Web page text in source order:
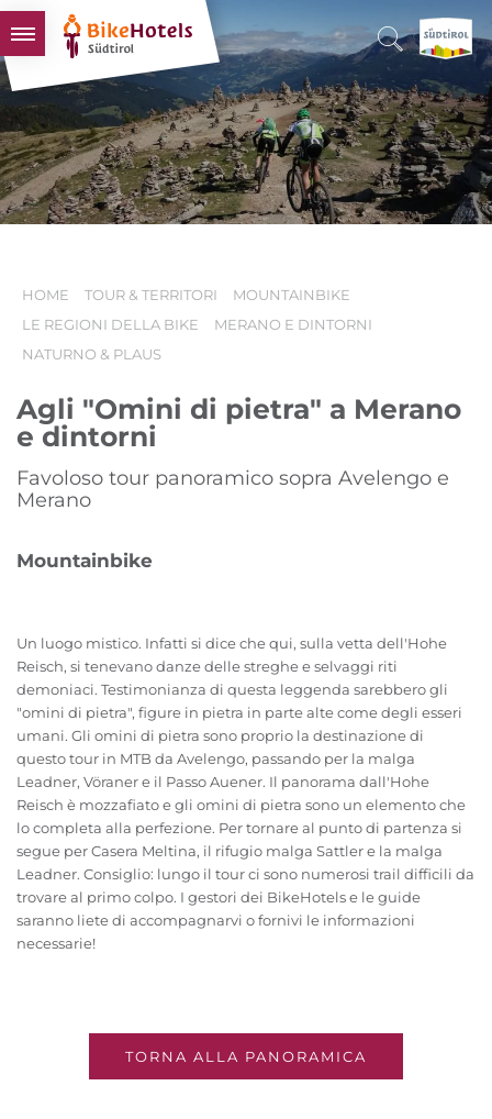
BIKEHOTELS
HOTELS & PACCHETTI
TOUR & TERRITORI
L'ALTO ADIGE & NOI
HOME TOUR & TERRITORI
MOUNTAINBIKE
LE REGIONI DELLA BIKE
MERANO E DINTORNI
NATURNO & PLAUS
Agli "Omini di pietra" a Merano
e dintorni
Favoloso tour panoramico sopra Avelengo e
Merano
Mountainbike
Un luogo mistico. Infatti si dice che qui, sulla vetta dell'Hohe
Reisch, si tenevano danze delle streghe e selvaggi riti
demoniaci. Testimonianza di questa leggenda sarebbero gli
"omini di pietra", figure in pietra in parte alte come degli esseri
umani. Gli omini di pietra sono proprio la destinazione di
questo tour in MTB da Avelengo, passando per la malga
Leadner, Vöraner e il Passo Auener. Il panorama dall'Hohe
Reisch è mozzafiato e gli omini di pietra sono un elemento che
lo completa alla perfezione. Per tornare al punto di partenza si
segue per Casera Meltina, il rifugio malga Sattler e la malga
Leadner. Consiglio: lungo il tour ci sono numerosi trail difficili da
trovare al primo colpo. I gestori dei BikeHotels e le guide
saranno liete di accompagnarvi o fornivi le informazioni
necessarie!
TORNA ALLA PANORAMICA